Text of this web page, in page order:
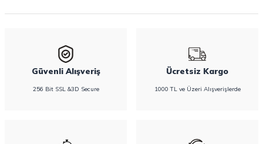
Güvenli Alışveriş
256 Bit SSL &3D Secure
Ücretsiz Kargo
1000 TL ve Üzeri Alışverişlerde